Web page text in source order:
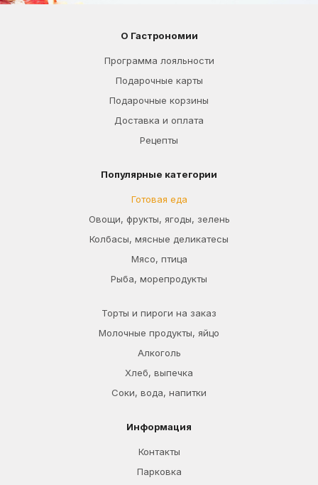
О Гастрономии
Программа лояльности
Подарочные карты
Подарочные корзины
Доставка и оплата
Рецепты
Популярные категории
Готовая еда
Овощи, фрукты, ягоды, зелень
Колбасы, мясные деликатесы
Мясо, птица
Рыба, морепродукты
Торты и пироги на заказ
Молочные продукты, яйцо
Алкоголь
Хлеб, выпечка
Соки, вода, напитки
Информация
Контакты
Парковка